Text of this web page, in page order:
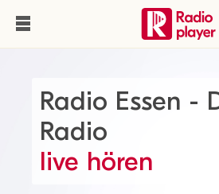
Radio Essen -
Radio
live hören